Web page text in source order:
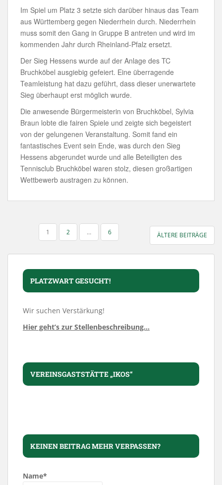
Im Spiel um Platz 3 setzte sich darüber hinaus das Team
aus Württemberg gegen Niederrhein durch. Niederrhein
muss somit den Gang in Gruppe B antreten und wird im
kommenden Jahr durch Rheinland-Pfalz ersetzt.
Der Sieg Hessens wurde auf der Anlage des TC
Bruchköbel ausgiebig gefeiert. Eine überragende
Teamleistung hat dazu geführt, dass dieser unerwartete
Sieg überhaupt erst möglich wurde.
Die anwesende Bürgermeisterin von Bruchköbel, Sylvia
Braun lobte die fairen Spiele und zeigte sich begeistert
von der gelungenen Veranstaltung. Somit fand ein
fantastisches Event sein Ende, was durch den Sieg
Hessens abgerundet wurde und alle Beteiligten des
Tennisclub Bruchköbel waren stolz, diesen großartigen
Wettbewerb austragen zu können.
SEITENNUMMERIERUNG
BEITRÄGE
1 2 … 6 ÄLTERE BEITRÄGE
PLATZWART GESUCHT!
Wir suchen Verstärkung!
Hier geht’s zur Stellenbeschreibung…
VEREINSGASTSTÄTTE „IKOS“
KEINEN BEITRAG MEHR VERPASSEN?
Name*